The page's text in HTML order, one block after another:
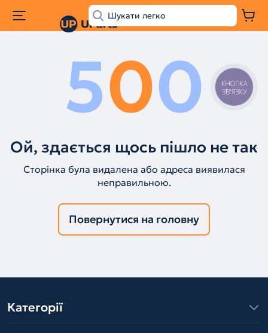
500
Ой, здається щось пішло не так
Сторінка була видалена або адреса виявилася
неправильною.
Повернутися на головну
Категорії
КНОПКА
ЗВ'ЯЗКУ